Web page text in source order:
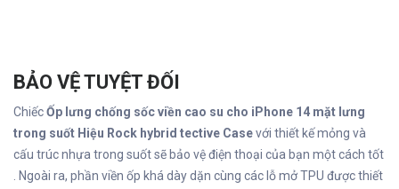
BẢO VỆ TUYỆT ĐỐI
ChiếcỐp lưng chống sốc viền cao su cho iPhone 14 mặt lưng
trong suốt Hiệu Rock hybrid tective Casevới thiết kế mỏng và
cấu trúc nhựa trong suốt sẽ bảo vệ điện thoại của bạn một cách tốt
. Ngoài ra, phần viền ốp khá dày dặn cùng các lỗ mở TPU được thiết